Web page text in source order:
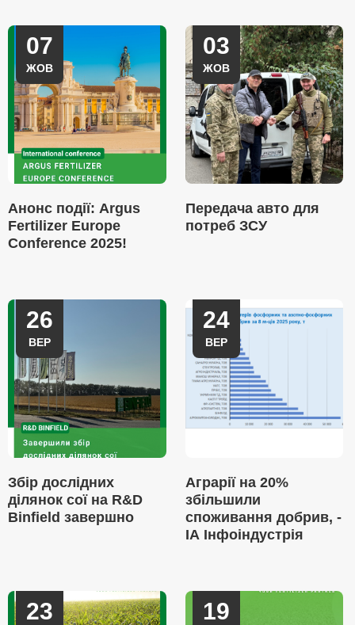
07
ЖОВ
Анонс події: Argus
Fertilizer Europe
Conference 2025!
03
ЖОВ
Передача авто для
потреб ЗСУ
26
ВЕР
Збір дослідних
ділянок сої на R&D
Binfield завершно
24
ВЕР
Аграрії на 20%
збільшили
споживання добрив, -
ІА Інфоіндустрія
23 19